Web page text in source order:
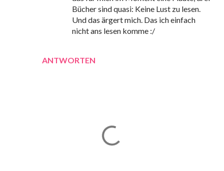
ANTWORTEN
Bücher sind quasi: Keine Lust zu lesen.
Und das ärgert mich. Das ich einfach
nicht ans lesen komme :/